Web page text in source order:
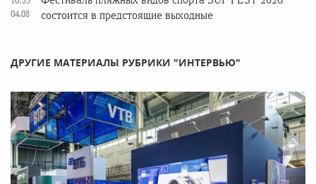
04.08
состоится в предстоящие выходные
ДРУГИЕ МАТЕРИАЛЫ РУБРИКИ "ИНТЕРВЬЮ"